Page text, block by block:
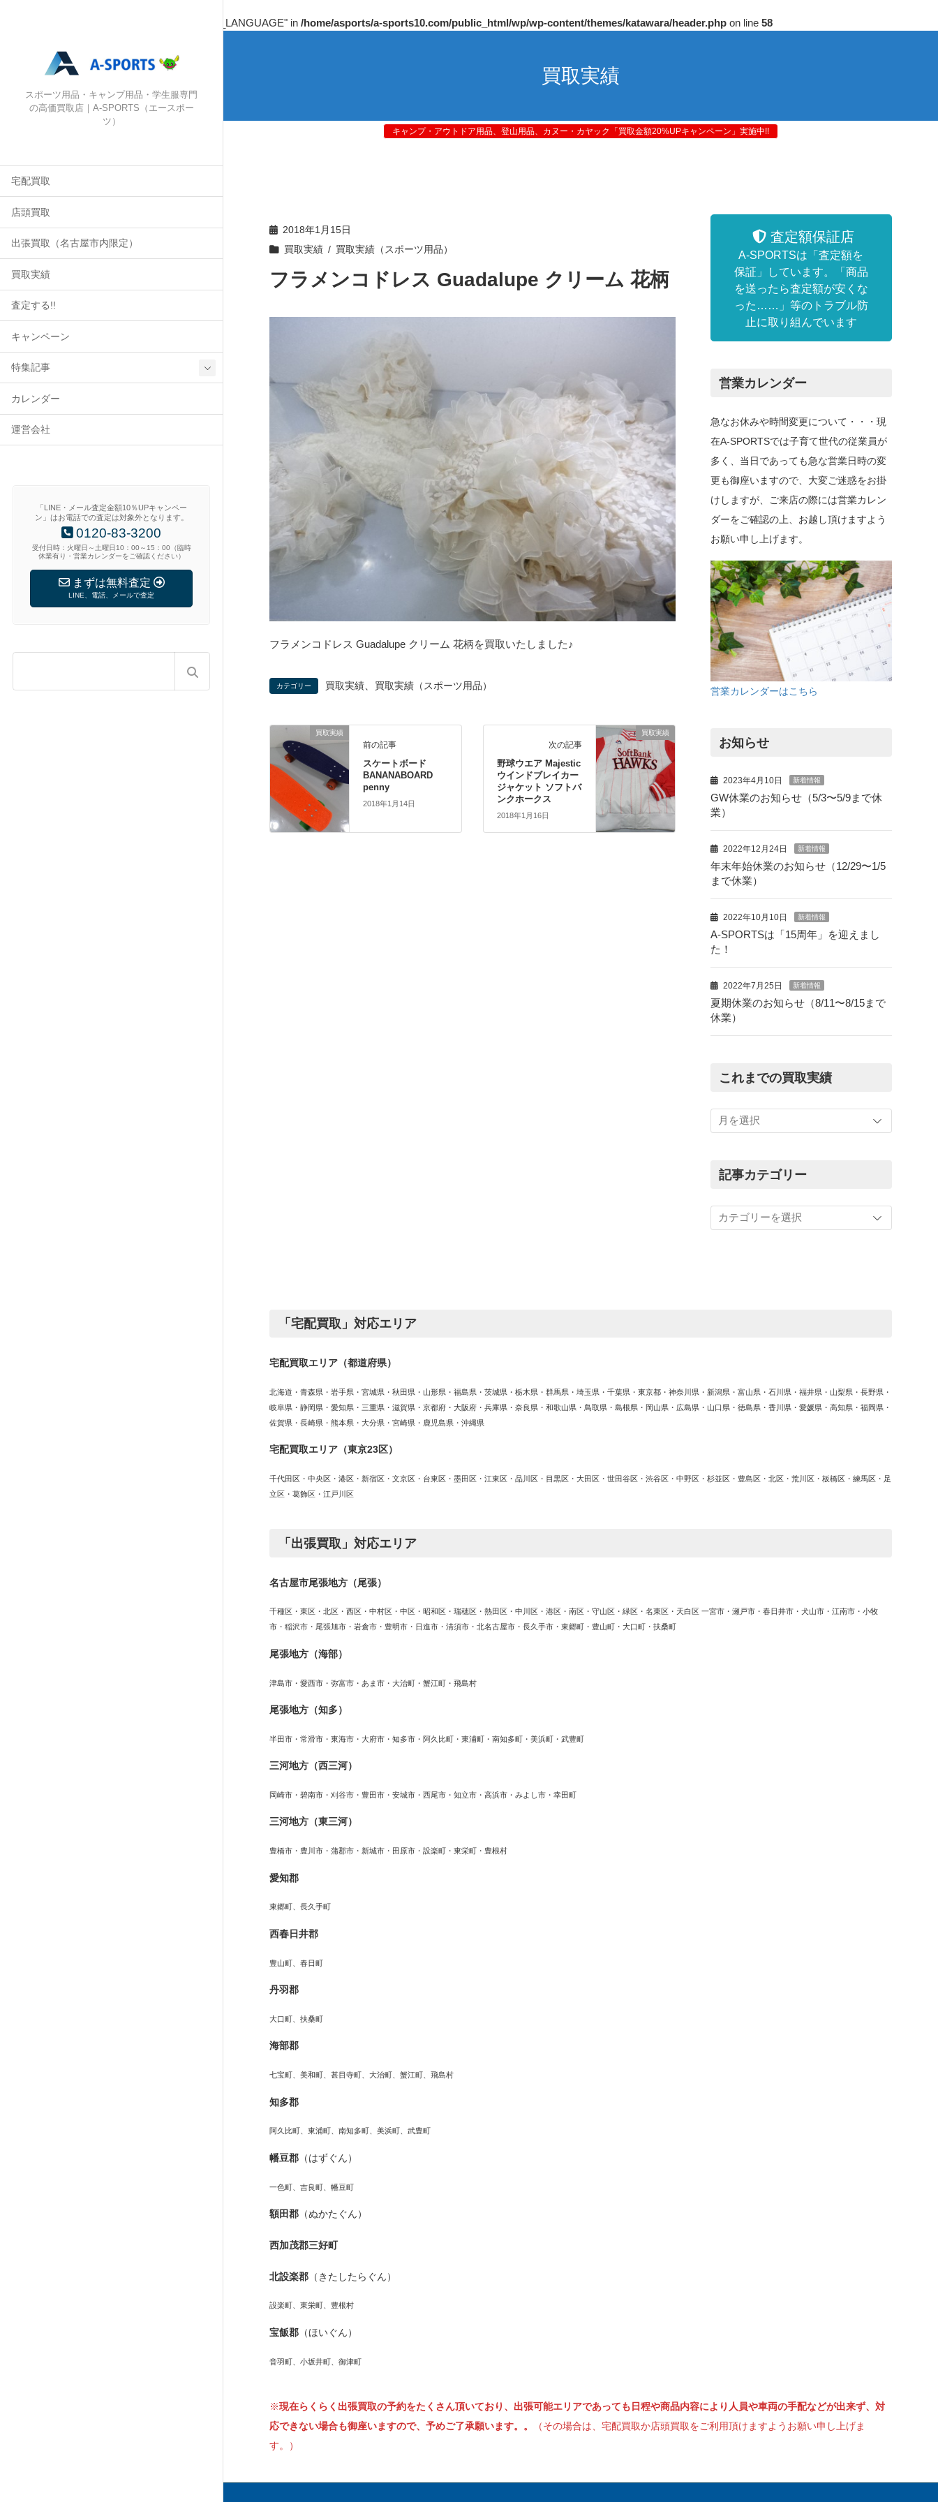
: Undefined array key "HTTP_ACCEPT_LANGUAGE" in /home/asports/a-sports10.com/public_html/wp/wp-content/themes/katawara/header.php on line 58
スポーツ用品・キャンプ用品・学生服専門
の高価買取店｜A-SPORTS（エースポー
ツ）
宅配買取
店頭買取
出張買取（名古屋市内限定）
買取実績
査定する!!
キャンペーン
特集記事
カレンダー
運営会社
「LINE・メール査定金額10％UPキャンペー
ン」はお電話での査定は対象外となります。
0120-83-3200
受付日時：火曜日～土曜日10：00～15：00（臨時
休業有り・営業カレンダーをご確認ください）
まずは無料査定
LINE、電話、メールで査定
買取実績
キャンプ・アウトドア用品、登山用品、カヌー・カヤック「買取金額20%UPキャンペーン」実施中!!
2018年1月15日
買取実績
買取実績（スポーツ用品）
フラメンコドレス Guadalupe クリーム 花柄
フラメンコドレス Guadalupe クリーム 花柄を買取いたしました♪
カテゴリー 買取実績 買取実績（スポーツ用品）
買取実績
前の記事
スケートボード
BANANABOARD
penny
2018年1月14日
買取実績
次の記事
野球ウエア Majestic
ウインドブレイカー
ジャケット ソフトバ
ンクホークス
2018年1月16日
査定額保証店
A-SPORTSは「査定額を
保証」しています。「商品
を送ったら査定額が安くな
った……」等のトラブル防
止に取り組んでいます
営業カレンダー
急なお休みや時間変更について・・・現
在A-SPORTSでは子育て世代の従業員が
多く、当日であっても急な営業日時の変
更も御座いますので、大変ご迷惑をお掛
けしますが、ご来店の際には営業カレン
ダーをご確認の上、お越し頂けますよう
お願い申し上げます。
営業カレンダーはこちら
お知らせ
2023年4月10日 新着情報
GW休業のお知らせ（5/3〜5/9まで休
業）
2022年12月24日 新着情報
年末年始休業のお知らせ（12/29〜1/5
まで休業）
2022年10月10日 新着情報
A-SPORTSは「15周年」を迎えまし
た！
2022年7月25日 新着情報
夏期休業のお知らせ（8/11〜8/15まで
休業）
これまでの買取実績
ま
買
績
記事カテゴリー
事
カ
「宅配買取」対応エリア
宅配買取エリア（都道府県）
北海道・青森県・岩手県・宮城県・秋田県・山形県・福島県・茨城県・栃木県・群馬県・埼玉県・千葉県・東京都・神奈川県・新潟県・富山県・石川県・福井県・山梨県・長野県・
岐阜県・静岡県・愛知県・三重県・滋賀県・京都府・大阪府・兵庫県・奈良県・和歌山県・鳥取県・島根県・岡山県・広島県・山口県・徳島県・香川県・愛媛県・高知県・福岡県・
佐賀県・長崎県・熊本県・大分県・宮崎県・鹿児島県・沖縄県
宅配買取エリア（東京23区）
千代田区・中央区・港区・新宿区・文京区・台東区・墨田区・江東区・品川区・目黒区・大田区・世田谷区・渋谷区・中野区・杉並区・豊島区・北区・荒川区・板橋区・練馬区・足
立区・葛飾区・江戸川区
「出張買取」対応エリア
名古屋市尾張地方（尾張）
千種区・東区・北区・西区・中村区・中区・昭和区・瑞穂区・熱田区・中川区・港区・南区・守山区・緑区・名東区・天白区 一宮市・瀬戸市・春日井市・犬山市・江南市・小牧
市・稲沢市・尾張旭市・岩倉市・豊明市・日進市・清須市・北名古屋市・長久手市・東郷町・豊山町・大口町・扶桑町
尾張地方（海部）
津島市・愛西市・弥富市・あま市・大治町・蟹江町・飛島村
尾張地方（知多）
半田市・常滑市・東海市・大府市・知多市・阿久比町・東浦町・南知多町・美浜町・武豊町
三河地方（西三河）
岡崎市・碧南市・刈谷市・豊田市・安城市・西尾市・知立市・高浜市・みよし市・幸田町
三河地方（東三河）
豊橋市・豊川市・蒲郡市・新城市・田原市・設楽町・東栄町・豊根村
愛知郡
東郷町、長久手町
西春日井郡
豊山町、春日町
丹羽郡
大口町、扶桑町
海部郡
七宝町、美和町、甚目寺町、大治町、蟹江町、飛島村
知多郡
阿久比町、東浦町、南知多町、美浜町、武豊町
幡豆郡 （はずぐん）
一色町、吉良町、幡豆町
額田郡 （ぬかたぐん）
西加茂郡三好町
北設楽郡 （きたしたらぐん）
設楽町、東栄町、豊根村
宝飯郡 （ほいぐん）
音羽町、小坂井町、御津町
※現在らくらく出張買取の予約をたくさん頂いており、出張可能エリアであっても日程や商品内容により人員や車両の手配などが出来ず、対
応できない場合も御座いますので、予めご了承願います。。
（その場合は、宅配買取か店頭買取をご利用頂けますようお願い申し上げま
す。）